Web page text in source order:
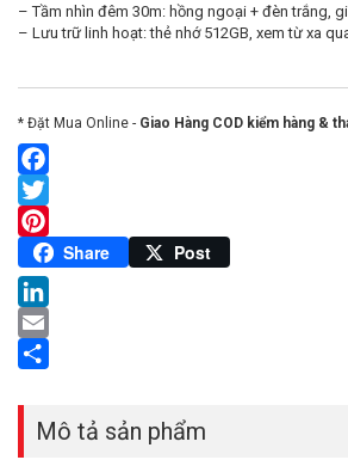
– Tầm nhìn đêm 30m: hồng ngoại + đèn trắng,
– Lưu trữ linh hoạt: thẻ nhớ 512GB, xem từ xa
* Đặt Mua Online - Giao Hàng COD kiểm hàng &
Facebook
Twitter
Pinterest
Share Post
LinkedIn
Email
Mô tả sản phẩm